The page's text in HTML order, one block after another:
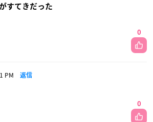
すてきだった
0
PM 返信
0